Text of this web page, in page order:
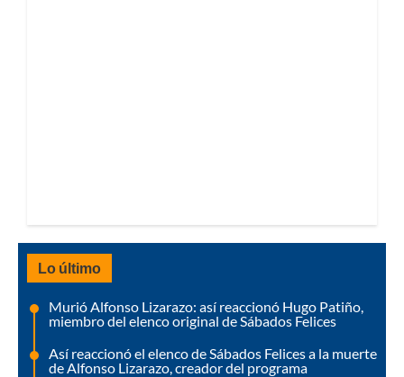
Lo último
Murió Alfonso Lizarazo: así reaccionó Hugo Patiño,
miembro del elenco original de Sábados Felices
Así reaccionó el elenco de Sábados Felices a la muerte
de Alfonso Lizarazo, creador del programa